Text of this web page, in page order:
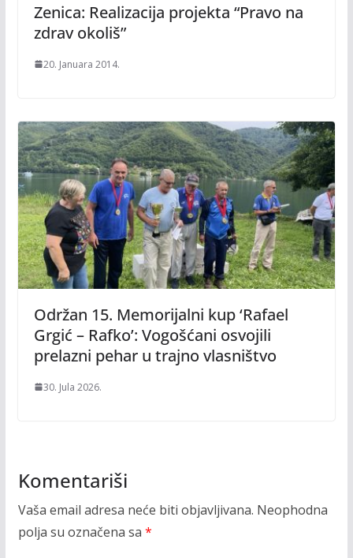
Zenica: Realizacija projekta “Pravo na
zdrav okoliš”
20. Januara 2014.
Održan 15. Memorijalni kup ‘Rafael
Grgić – Rafko’: Vogošćani osvojili
prelazni pehar u trajno vlasništvo
30. Jula 2026.
Komentariši
Vaša email adresa neće biti objavljivana. Neophodna
polja su označena sa *